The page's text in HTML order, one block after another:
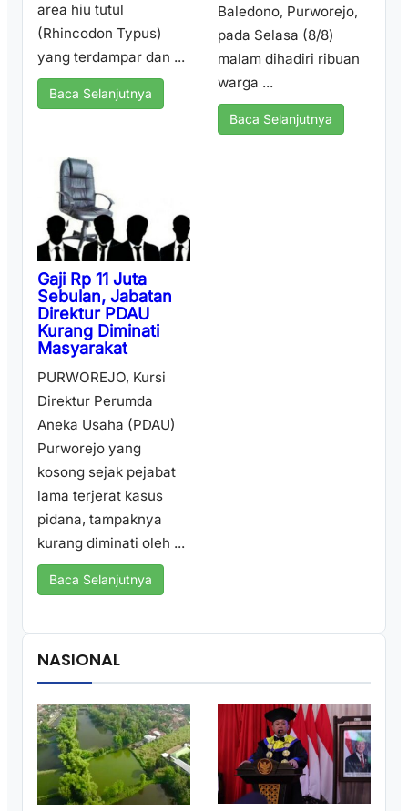
area hiu tutul
(Rhincodon Typus)
yang terdampar dan ...
Baca Selanjutnya
Baledono, Purworejo,
pada Selasa (8/8)
malam dihadiri ribuan
warga ...
Baca Selanjutnya
Gaji Rp 11 Juta
Sebulan, Jabatan
Direktur PDAU
Kurang Diminati
Masyarakat
PURWOREJO, Kursi
Direktur Perumda
Aneka Usaha (PDAU)
Purworejo yang
kosong sejak pejabat
lama terjerat kasus
pidana, tampaknya
kurang diminati oleh ...
Baca Selanjutnya
NASIONAL